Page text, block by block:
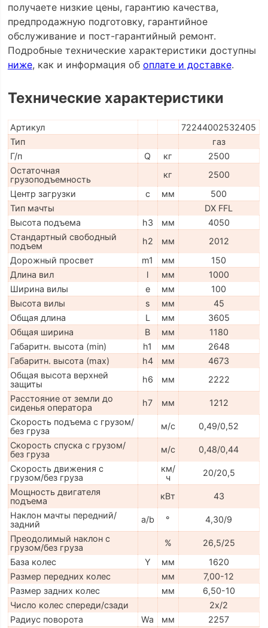
получаете низкие цены, гарантию качества,
предпродажную подготовку, гарантийное
обслуживание и пост-гарантийный ремонт.
Подробные технические характеристики доступны
ниже, как и информация об оплате и доставке.
Технические характеристики
Артикул
72244002532405
Тип
газ
Г/п
Q кг
2500
Остаточная
грузоподъемность
кг
2500
Центр загрузки
c мм
500
Тип мачты
DX FFL
Высота подъема
h3 мм
4050
Стандартный свободный
подъем
h2 мм
2012
Дорожный просвет
m1 мм
150
Длина вил
l мм
1000
Ширина вилы
e мм
100
Высота вилы
s мм
45
Общая длина
L мм
3605
Общая ширина
B мм
1180
Габаритн. высота (min)
h1 мм
2648
Габаритн. высота (max)
h4 мм
4673
Общая высота верхней
защиты
h6 мм
2222
Расстояние от земли до
сиденья оператора
h7 мм
1212
Скорость подъема с грузом/
без груза
м/с
0,49/0,52
Скорость спуска с грузом/
без груза
м/с
0,48/0,44
Скорость движения с
грузом/без груза
км/
ч
20/20,5
Мощность двигателя
подъема
кВт
43
Наклон мачты передний/
задний
a/b °
4,30/9
Преодолимый наклон с
грузом/без груза
%
26,5/25
База колес
Y мм
1620
Размер передних колес
мм
7,00-12
Размер задних колес
мм
6,50-10
Число колес спереди/сзади
2x/2
Радиус поворота
Wa мм
2257